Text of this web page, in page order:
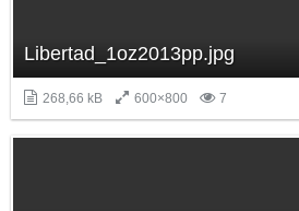
Libertad_1oz2013pp.jpg
268,66 kB 600×800 7